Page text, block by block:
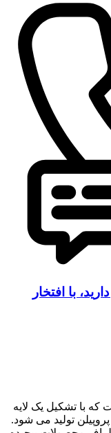
با افتخار
که با تشکیل یک لایه
پروپیلن تولید می شود.